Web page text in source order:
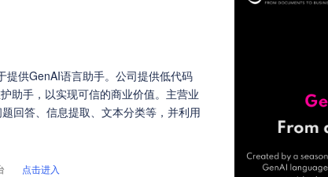
提供GenAI语言助手。公司提供低代码
助手，以实现可信的商业价值。主营业
回答、信息提取、文本分类等，并利用
点击进入